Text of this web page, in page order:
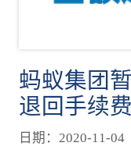
蚂蚁集团
退回手续
日期：2020-11-04